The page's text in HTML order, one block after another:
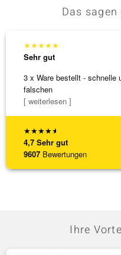
Das
★★★★★
4,7 Sehr gut
9607 Bewertungen
★★★★★
Sehr gut
3 x Ware bestellt - schnelle
falschen
[ weiterlesen ]
Ihre